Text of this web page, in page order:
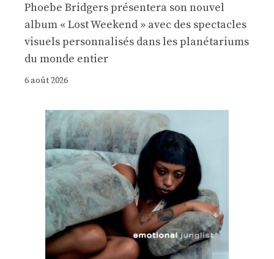
Phoebe Bridgers présentera son nouvel
album « Lost Weekend » avec des spectacles
visuels personnalisés dans les planétariums
du monde entier
6 août 2026